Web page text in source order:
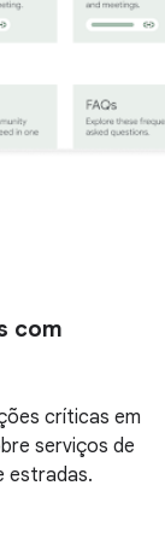
com
críticas em
serviços de
estradas.